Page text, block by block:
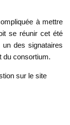
à mettre
se réunir cet été
des signataires
du consortium.
sur le site